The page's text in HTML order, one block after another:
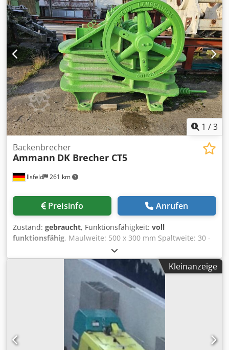
1 /3
Ilsfeld 261 km
Backenbrecher
Ammann DK Brecher CT5
Preisinfo Anrufen
Zustand: gebraucht, Funktionsfähigkeit: voll
funktionsfähig, Maulweite: 500 x 300 mm Spaltweite: 30 -
80 mm Gewicht: 6.100 kg Kraftbedarf: 22 kW Dsdpjy
Tyaqsfx Ab Nsck Die Maschine wurde komplett
werkstattüberholt mit neuen Brechbacken und neuen
Seitenkeilen ausgestattet
Kleinanzeige